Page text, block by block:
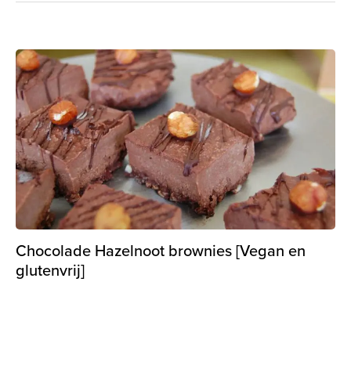
Chocolade Hazelnoot brownies [Vegan en
glutenvrij]